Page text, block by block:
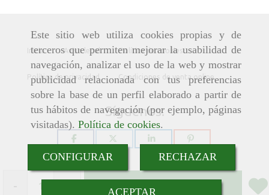
Este sitio web utiliza cookies propias y de
terceros que permiten mejorar la usabilidad de
navegación, analizar el uso de la web y mostrar
publicidad relacionada con tus preferencias
sobre la base de un perfil elaborado a partir de
tus hábitos de navegación (por ejemplo, páginas
visitadas). Política de cookies.
CONFIGURAR RECHAZAR
ACEPTAR
Inicio Aviso legal Política de cookies
Política de privacidad Condiciones de venta online
Síguenos: